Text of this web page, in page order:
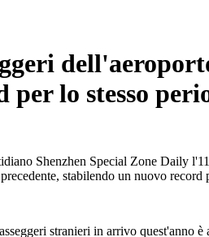
per lo stesso
Shenzhen Special Zone Daily
stabilendo un nuovo record
stranieri in arrivo quest'anno